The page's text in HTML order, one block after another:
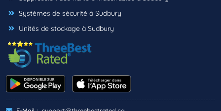
Systèmes de sécurité à Sudbury
Unités de stockage à Sudbury